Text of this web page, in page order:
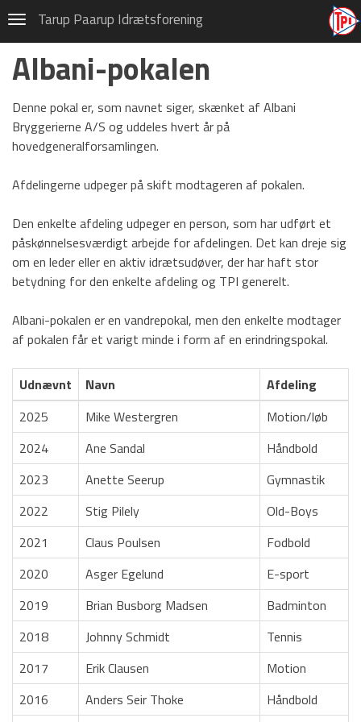
NavigationTarup Paarup Idrætsforening
Hovedafdeling
Privatlivspolitik (GDPR)
Om TPI-Hovedafdelingen
Udvalg
Selvstyret
Paarup hallerne
Arrangementer
Hæder og udmærkelser
Albani-pokalen
TPI’s ungdomspokal
Paarup Skoles jubilæumspokal
Hædersprisen
Find vej og planer
HOVEDMENU
Hovedafdeling
Badminton
Fodbold
Gymnastik
Håndbold
Motion/Løb
Albani-pokalen
Denne pokal er, som navnet siger, skænket af Albani
Bryggerierne A/S og uddeles hvert år på
hovedgeneralforsamlingen.
Afdelingerne udpeger på skift modtageren af pokalen.
Den enkelte afdeling udpeger en person, som har udført et
påskønnelsesværdigt arbejde for afdelingen. Det kan dreje sig
om en leder eller en aktiv idrætsudøver, der har haft stor
betydning for den enkelte afdeling og TPI generelt.
Albani-pokalen er en vandrepokal, men den enkelte modtager
af pokalen får et varigt minde i form af en erindringspokal.
Udnævnt Navn
Afdeling
2025
Mike Westergren
Motion/løb
2024
Ane Sandal
Håndbold
2023
Anette Seerup
Gymnastik
2022
Stig Pilely
Old-Boys
2021
Claus Poulsen
Fodbold
2020
Asger Egelund
E-sport
2019
Brian Busborg Madsen
Badminton
2018
Johnny Schmidt
Tennis
2017
Erik Clausen
Motion
2016
Anders Seir Thoke
Håndbold